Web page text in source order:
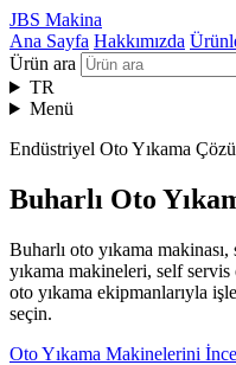
JBS Makina
Ana Sayfa Hakkımızda
Ürün ara
TR
Menü
Endüstriyel Oto Yıkama
Buharlı Oto
Buharlı oto yıkama
yıkama makineleri, self
oto yıkama ekipmanlarıyla
seçin.
Oto Yıkama Makinelerini